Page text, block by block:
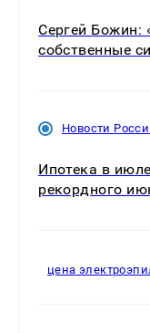
Сергей Божин:
собственные
Новости
Ипотека в
рекордного
цена